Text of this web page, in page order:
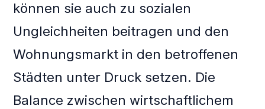
können sie auch zu sozialen
Ungleichheiten beitragen und den
Wohnungsmarkt in den betroffenen
Städten unter Druck setzen. Die
Balance zwischen wirtschaftlichem